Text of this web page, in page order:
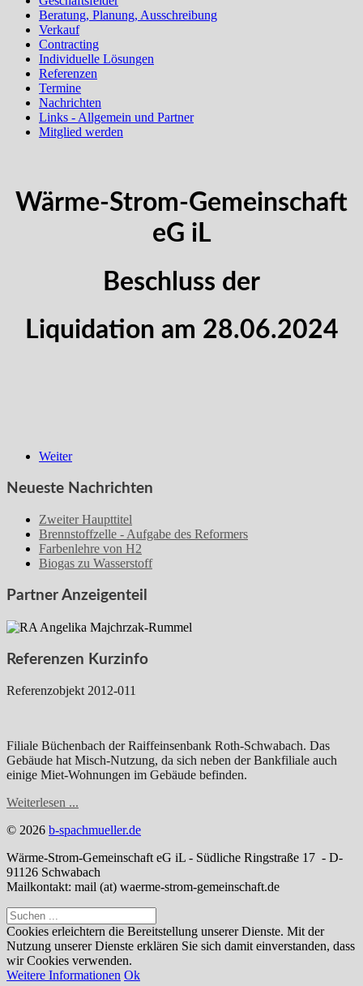
Beratung, Planung, Ausschreibung
Verkauf
Contracting
Individuelle Lösungen
Referenzen
Termine
Nachrichten
Links - Allgemein und Partner
Mitglied werden
Wärme-Strom-Gemeinschaft
eG iL
Beschluss der
Liquidation am 28.06.2024
Weiter
Neueste Nachrichten
Zweiter Haupttitel
Brennstoffzelle - Aufgabe des Reformers
Farbenlehre von H2
Biogas zu Wasserstoff
Partner Anzeigenteil
Referenzen Kurzinfo
Referenzobjekt 2012-011
Filiale Büchenbach der Raiffeinsenbank Roth-Schwabach. Das
Gebäude hat Misch-Nutzung, da sich neben der Bankfiliale auch
einige Miet-Wohnungen im Gebäude befinden.
Weiterlesen ...
© 2026 b-spachmueller.de
Wärme-Strom-Gemeinschaft eG iL - Südliche Ringstraße 17 - D-
91126 Schwabach
Mailkontakt: mail (at) waerme-strom-gemeinschaft.de
Cookies erleichtern die Bereitstellung unserer Dienste. Mit der
Nutzung unserer Dienste erklären Sie sich damit einverstanden, dass
wir Cookies verwenden.
Weitere Informationen Ok